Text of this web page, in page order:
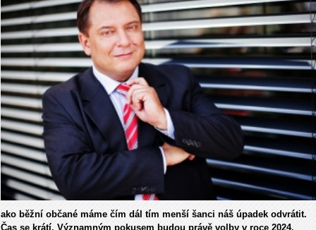
ako běžní občané máme čím dál tím menší šanci náš úpadek odvrátit.
Čas se krátí. Významným pokusem budou právě volby v roce 2024.